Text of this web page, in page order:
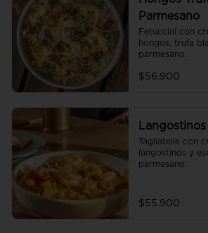
Parmesano
Fetuccini con
hongos, trufa
parmesano.
$56.900
Langostinos
Tagliatelle con
langostinos y
parmesano.
$55.900